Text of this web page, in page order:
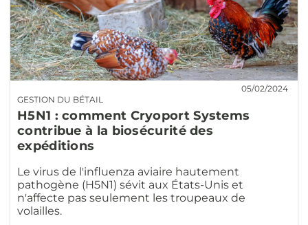
GESTION DU BÉTAIL
05/02/2024
H5N1 : comment Cryoport Systems
contribue à la biosécurité des
expéditions
Le virus de l'influenza aviaire hautement
pathogène (H5N1) sévit aux États-Unis et
n'affecte pas seulement les troupeaux de
volailles.